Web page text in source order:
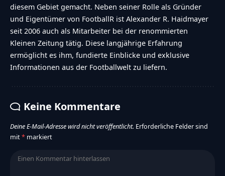
diesem Gebiet gemacht. Neben seiner Rolle als Gründer
und Eigentümer von FootballR ist Alexander R. Haidmayer
seit 2006 auch als Mitarbeiter bei der renommierten
Kleinen Zeitung tätig. Diese langjährige Erfahrung
ermöglicht es ihm, fundierte Einblicke und exklusive
Informationen aus der Footballwelt zu liefern.
Keine Kommentare
Deine E-Mail-Adresse wird nicht veröffentlicht. Erforderliche Felder sind
mit* markiert